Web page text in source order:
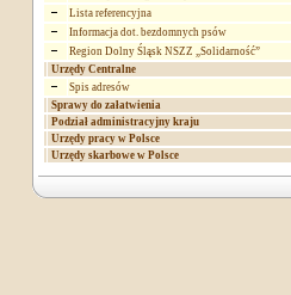
Lista referencyjna
Informacja dot. bezdomnych psów
Region Dolny Śląsk NSZZ „Solidarność”
Urzędy Centralne
Spis adresów
Sprawy do załatwienia
Podział administracyjny kraju
Urzędy pracy w Polsce
Urzędy skarbowe w Polsce